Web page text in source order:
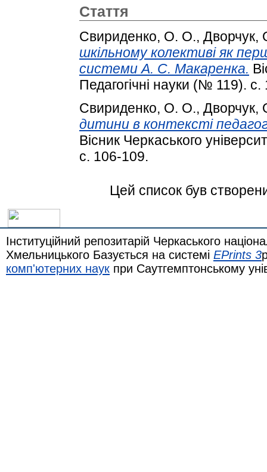
Стаття
Свириденко, О. О., Дворчук,
шкільному колективі як
системи А. С. Макаренка.
Педагогічні науки (№ 119).
Свириденко, О. О., Дворчук,
дитини в контексті
Вісник Черкаського
с. 106-109.
Цей список був
Інституційний репозитарій Черкаського
Хмельницького Базується на системі EPrints 3
комп'ютерних наук при Саутгемптонському